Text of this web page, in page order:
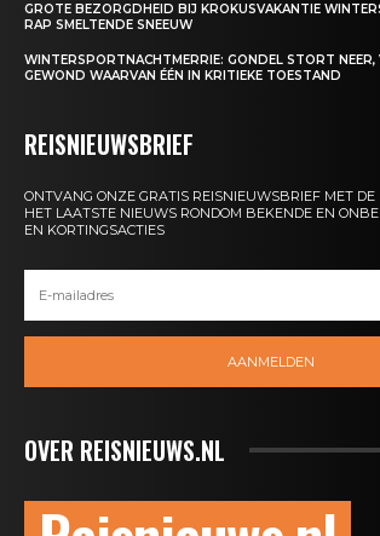
GROTE BEZORGDHEID BIJ KROKUSVAKANTIE
RAP SMELTENDE SNEEUW
WINTERSPORTNACHTMERRIE: GONDEL STORT NEER,
GEWOND WAARVAN ÉÉN IN KRITIEKE TOESTAND
REISNIEUWSBRIEF
ONTVANG ONZE GRATIS REISNIEUWSBRIEF MET DE
HET LAATSTE NIEUWS RONDOM BEKENDE EN
EN KORTINGSACTIES
AANMELDEN
OVER REISNIEUWS.NL